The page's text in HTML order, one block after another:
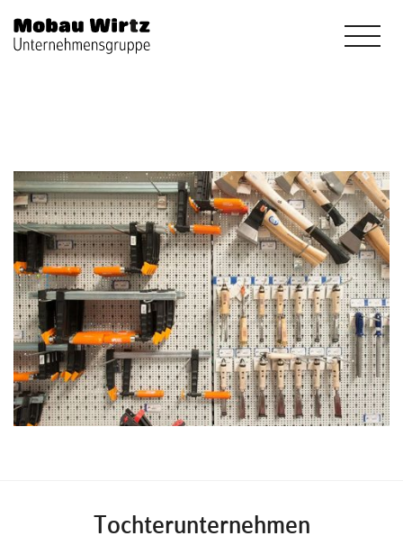
Tochterunternehmen